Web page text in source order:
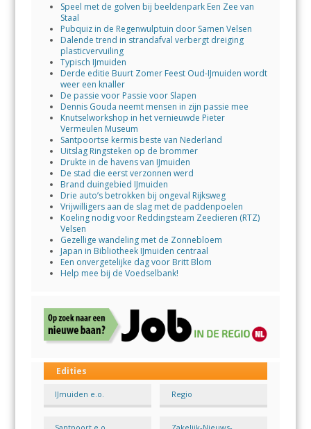
Speel met de golven bij beeldenpark Een Zee van
Staal
Pubquiz in de Regenwulptuin door Samen Velsen
Dalende trend in strandafval verbergt dreiging
plasticvervuiling
Typisch IJmuiden
Derde editie Buurt Zomer Feest Oud-IJmuiden wordt
weer een knaller
De passie voor Passie voor Slapen
Dennis Gouda neemt mensen in zijn passie mee
Knutselworkshop in het vernieuwde Pieter
Vermeulen Museum
Santpoortse kermis beste van Nederland
Uitslag Ringsteken op de brommer
Drukte in de havens van IJmuiden
De stad die eerst verzonnen werd
Brand duingebied IJmuiden
Drie auto’s betrokken bij ongeval Rijksweg
Vrijwilligers aan de slag met de paddenpoelen
Koeling nodig voor Reddingsteam Zeedieren (RTZ)
Velsen
Gezellige wandeling met de Zonnebloem
Japan in Bibliotheek IJmuiden centraal
Een onvergetelijke dag voor Britt Blom
Help mee bij de Voedselbank!
Edities
IJmuiden e.o. Regio